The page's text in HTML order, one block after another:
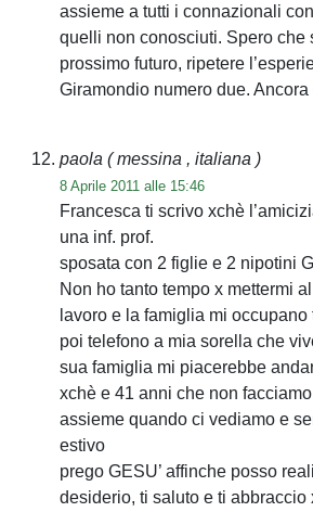
assieme a tutti i connazionali
quelli non conosciuti. Spero che
prossimo futuro, ripetere
Giramondio numero due.
paola ( messina , italiana )
8 Aprile 2011 alle 15:46
Francesca ti scrivo xchè
una inf. prof.
sposata con 2 figlie e 2 nipotini
Non ho tanto tempo x mettermi
lavoro e la famiglia mi occupano
poi telefono a mia sorella che
sua famiglia mi piacerebbe
xchè e 41 anni che non
assieme quando ci vediamo e
estivo
prego GESU’ affinche posso
desiderio, ti saluto e ti abbraccio